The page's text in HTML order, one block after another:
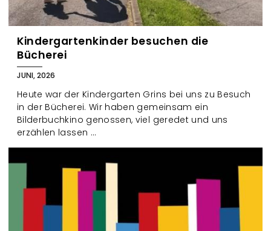
Kindergartenkinder besuchen die
Bücherei
JUNI, 2026
Heute war der Kindergarten Grins bei uns zu Besuch
in der Bücherei. Wir haben gemeinsam ein
Bilderbuchkino genossen, viel geredet und uns
erzählen lassen ...